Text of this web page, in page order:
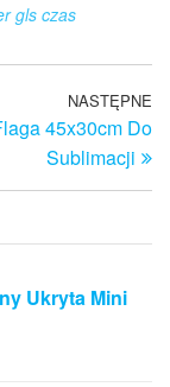
gls czas
NASTĘPNE
45x30cm Do
Sublimacji
Ukryta Mini